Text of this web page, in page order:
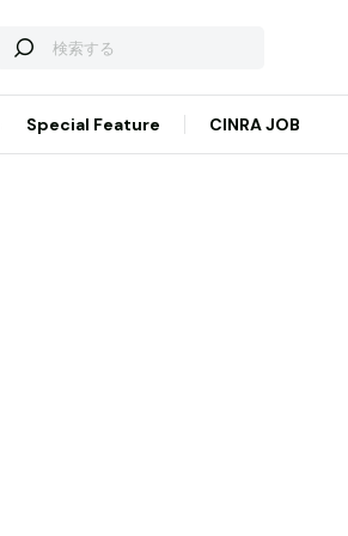
Special Feature CINRA JOB